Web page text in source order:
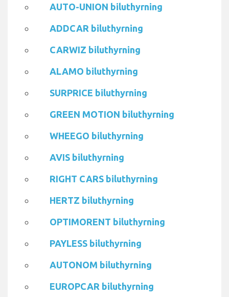
AUTO-UNION biluthyrning
ADDCAR biluthyrning
CARWIZ biluthyrning
ALAMO biluthyrning
SURPRICE biluthyrning
GREEN MOTION biluthyrning
WHEEGO biluthyrning
AVIS biluthyrning
RIGHT CARS biluthyrning
HERTZ biluthyrning
OPTIMORENT biluthyrning
PAYLESS biluthyrning
AUTONOM biluthyrning
EUROPCAR biluthyrning